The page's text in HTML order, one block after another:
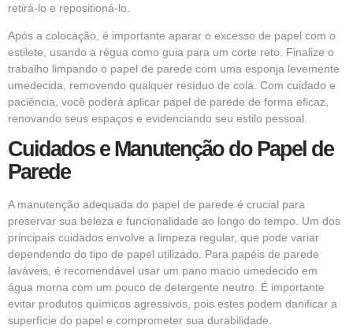
retirá-lo e repositioná-lo.
Após a colocação, é importante aparar o excesso de papel com o
estilete, usando a régua como guia para um corte reto. Finalize o
trabalho limpando o papel de parede com uma esponja levemente
umedecida, removendo qualquer resíduo de cola. Com cuidado e
paciência, você poderá aplicar papel de parede de forma eficaz,
renovando seus espaços e evidenciando seu estilo pessoal.
Cuidados e Manutenção do Papel de
Parede
A manutenção adequada do papel de parede é crucial para
preservar sua beleza e funcionalidade ao longo do tempo. Um dos
principais cuidados envolve a limpeza regular, que pode variar
dependendo do tipo de papel utilizado. Para papéis de parede
laváveis, é recomendável usar um pano macio umedecido em
água morna com um pouco de detergente neutro. É importante
evitar produtos químicos agressivos, pois estes podem danificar a
superfície do papel e comprometer sua durabilidade.